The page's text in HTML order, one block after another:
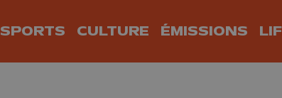
SPORTS CULTURE ÉMISSIONS